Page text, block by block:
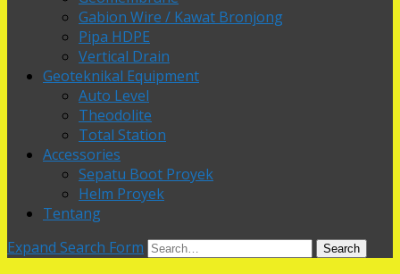
Gabion Wire / Kawat Bronjong
Pipa HDPE
Vertical Drain
Geoteknikal Equipment
Auto Level
Theodolite
Total Station
Accessories
Sepatu Boot Proyek
Helm Proyek
Tentang
Expand Search Form
Search